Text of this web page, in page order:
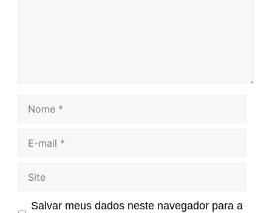
Nome
Site
Salvar meus dados neste navegador para a